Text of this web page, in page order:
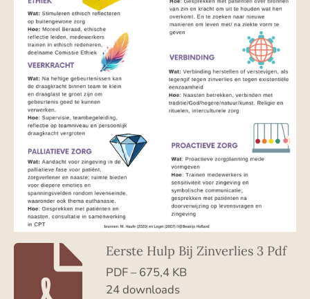
Eerste Hulp Bij Zinverlies 3 Pdf
PDF – 675,4 KB
24 downloads